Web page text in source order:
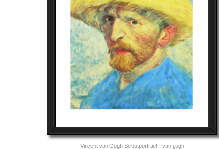
Vincent van Gogh Selbstportraet - van gogh